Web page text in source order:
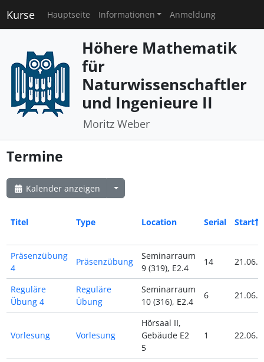
Kurse Hauptseite Informationen Anmeldung
Höhere Mathematik
für
Naturwissenschaftler
und Ingenieure II
Moritz Weber
Termine
Kalender anzeigen
Titel Type Location Serial Start
Präsenzübung
4
Präsenzübung
Seminarraum
9 (319), E2.4
14
Reguläre
Übung 4
Reguläre
Übung
Seminarraum
10 (316), E2.4
6
Vorlesung Vorlesung
Hörsaal II,
Gebäude E2
5
1